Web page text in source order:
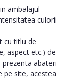
ambalajul
culorii
cu titlu de
aspect etc.) de
abateri
pe site, acestea